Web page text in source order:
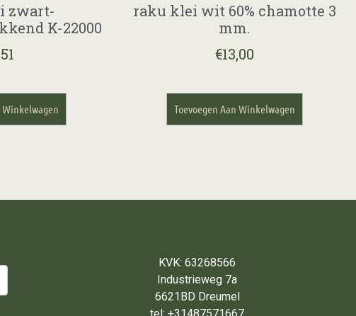
zwart-
K-22000
Winkelwagen
raku klei wit 60% chamotte 3
mm.
€13,00
Toevoegen Aan Winkelwagen
KVK: 63268566
Industrieweg 7a
6621BD Dreumel